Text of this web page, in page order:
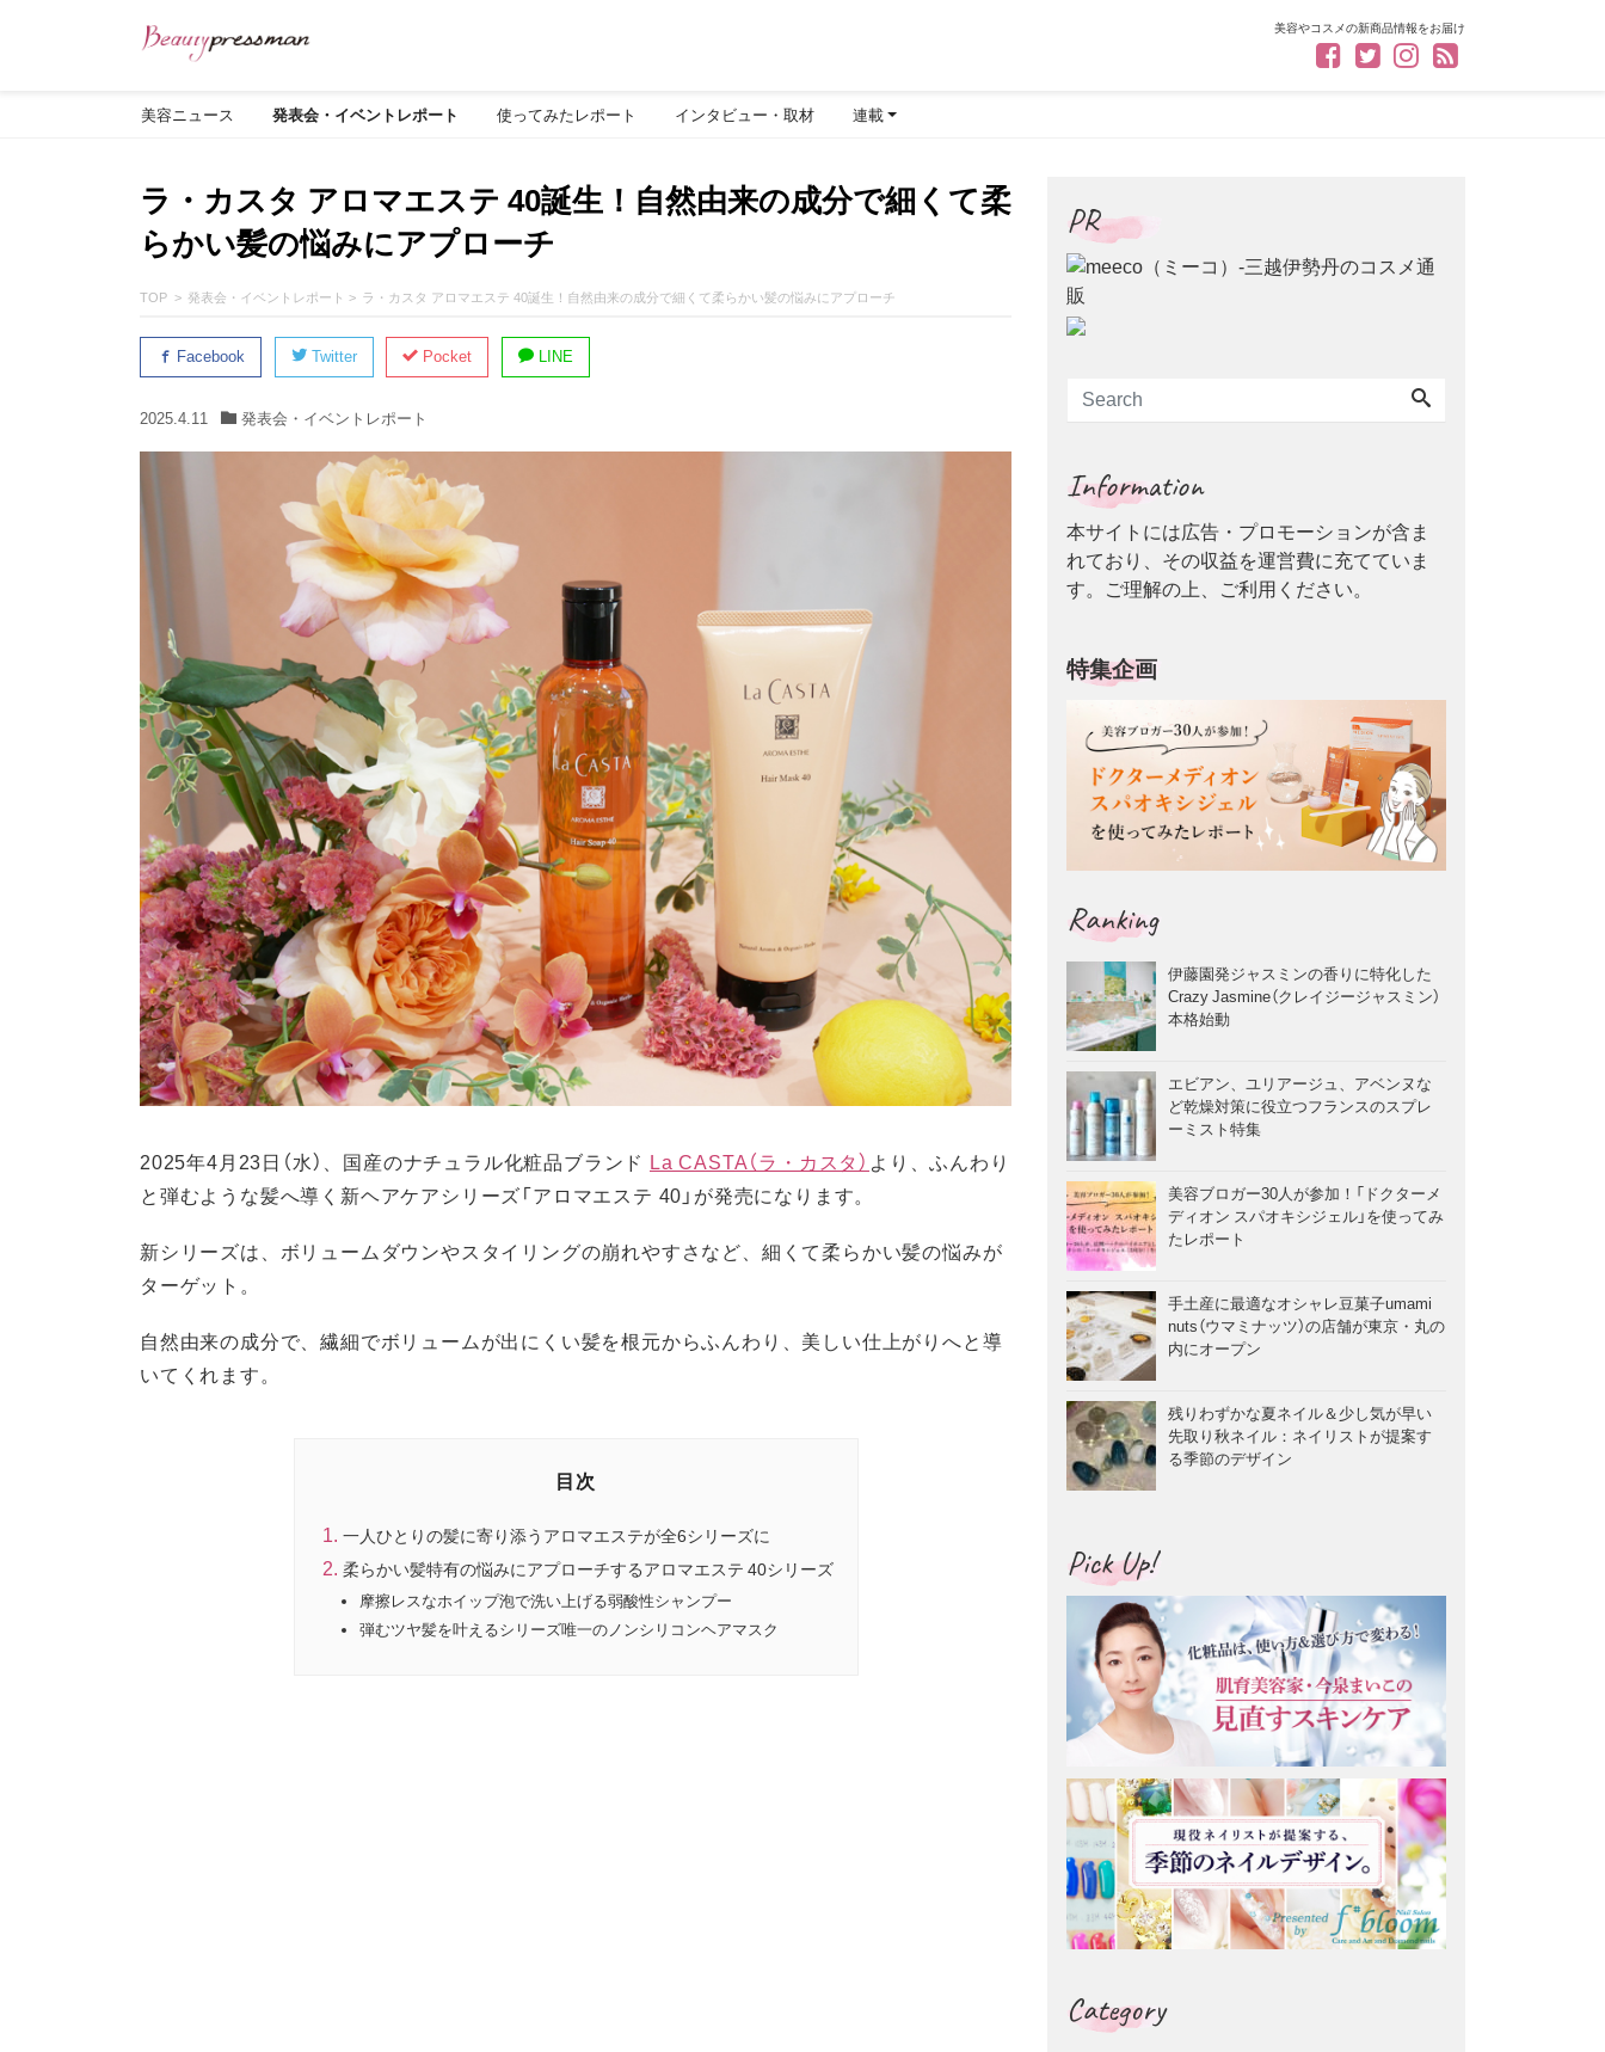
美容やコスメの新商品情報をお届け
美容ニュース 発表会・イベントレポート 使ってみたレポート インタビュー・取材 連載
ラ・カスタ アロマエステ 40誕生！自然由来の成分で細くて柔
らかい髪の悩みにアプローチ
TOP 発表会・イベントレポート ラ・カスタ アロマエステ 40誕生！自然由来の成分で細くて柔らかい髪の悩みにアプローチ
Facebook Twitter Pocket LINE
2025.4.11 発表会・イベントレポート
2025年4月23日（水）、国産のナチュラル化粧品ブランド La CASTA（ラ・カスタ） より、ふんわり
と弾むような髪へ導く新ヘアケアシリーズ「アロマエステ 40」が発売になります。
新シリーズは、ボリュームダウンやスタイリングの崩れやすさなど、細くて柔らかい髪の悩みが
ターゲット。
自然由来の成分で、繊細でボリュームが出にくい髪を根元からふんわり、美しい仕上がりへと導
いてくれます。
目次
一人ひとりの髪に寄り添うアロマエステが全6シリーズに
柔らかい髪特有の悩みにアプローチするアロマエステ 40シリーズ
摩擦レスなホイップ泡で洗い上げる弱酸性シャンプー
弾むツヤ髪を叶えるシリーズ唯一のノンシリコンヘアマスク
PR
Information
本サイトには広告・プロモーションが含ま
れており、その収益を運営費に充てていま
す。ご理解の上、ご利用ください。
特集企画
Ranking
伊藤園発ジャスミンの香りに特化した
Crazy Jasmine（クレイジージャスミン）
本格始動
エビアン、ユリアージュ、アベンヌな
ど乾燥対策に役立つフランスのスプレ
ーミスト特集
美容ブロガー30人が参加！「ドクターメ
ディオン スパオキシジェル」を使ってみ
たレポート
手土産に最適なオシャレ豆菓子umami
nuts（ウマミナッツ）の店舗が東京・丸の
内にオープン
残りわずかな夏ネイル＆少し気が早い
先取り秋ネイル：ネイリストが提案す
る季節のデザイン
Pick Up!
Category